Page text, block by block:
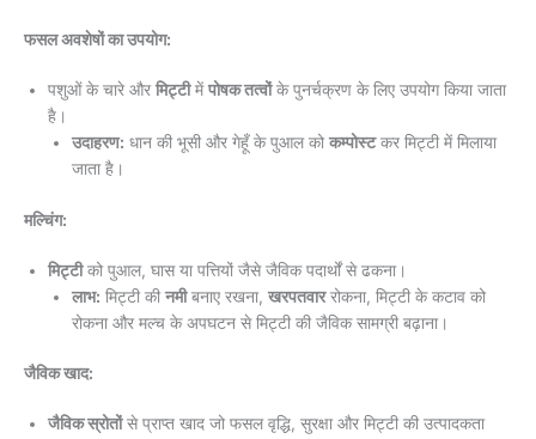
फसल अवशेषों का उपयोग:
पशुओं के चारे और मिट्टीमेंपोषक तत्वोंके पुनर्चक्रण के लिए उपयोग किया जाता
है।
उदाहरण: धान की भूसी और गेहूँ के पुआल को कम्पोस्टकर मिट्टी में मिलाया
जाता है।
मल्चिंग:
मिट्टीको पुआल, घास या पत्तियों जैसे जैविक पदार्थों से ढकना।
लाभ: मिट्टी की नमीबनाए रखना, खरपतवाररोकना, मिट्टी के कटाव को
रोकना और मल्च के अपघटन से मिट्टी की जैविक सामग्री बढ़ाना।
जैविक खाद:
जैविक स्रोतोंसे प्राप्त खाद जो फसल वृद्धि, सुरक्षा और मिट्टी की उत्पादकता